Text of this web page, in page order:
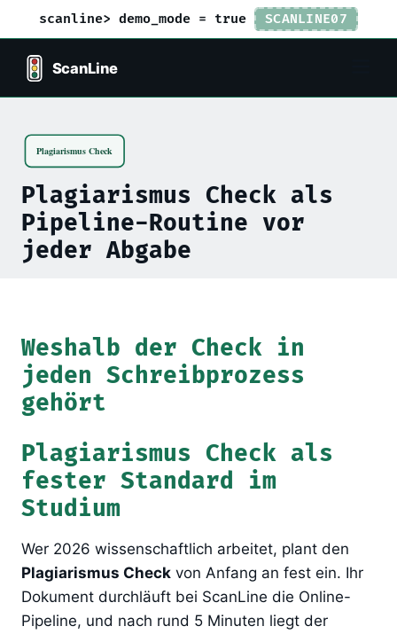
scanline> demo_mode = true SCANLINE07
Plagiarismus Check als
Pipeline-Routine vor
jeder Abgabe
Weshalb der Check in
jeden Schreibprozess
gehört
Plagiarismus Check als
fester Standard im
Studium
Wer 2026 wissenschaftlich arbeitet, plant den
Plagiarismus Check von Anfang an fest ein. Ihr
Dokument durchläuft bei ScanLine die Online-
Pipeline, und nach rund 5 Minuten liegt der